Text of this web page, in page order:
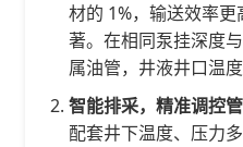
材的 1%，输送效率
著。在相同泵挂深度
属油管，井液井口温
智能排采，精准调控管
配套井下温度、压力